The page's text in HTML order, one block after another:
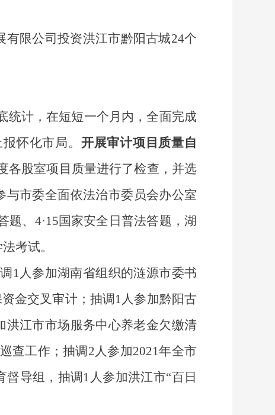
有限公司投资洪江市黔阳古城24个
统计，在短短一个月内，全面完成
怀化市局。 开展审计项 目质量自
各股室项目质量进行了检查，并选
与市委全面依法治市委员会办公室
、 4·15国家安全日普法答题，湖
考试。
1人参加湖南省组织的涟源市委书
金交叉审计；抽调 1人参加黔阳古
洪江市市场服务中心养老金欠缴清
查工作；抽调2人参加2021年全市
督导组，抽调 1人参加洪江市“百日